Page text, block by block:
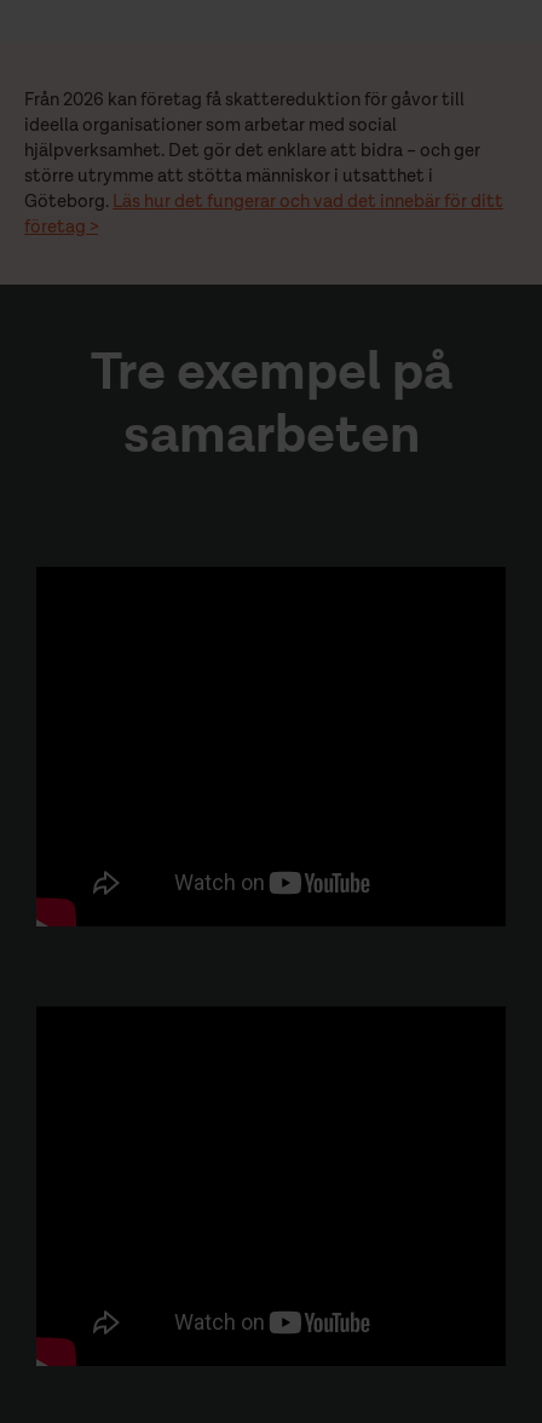
Från 2026 kan företag få skattereduktion för gåvor till
ideella organisationer som arbetar med social
hjälpverksamhet. Det gör det enklare att bidra – och ger
större utrymme att stötta människor i utsatthet i
Göteborg.
Läs hur det fungerar och vad det innebär för ditt
företag >
Tre exempel på
samarbeten